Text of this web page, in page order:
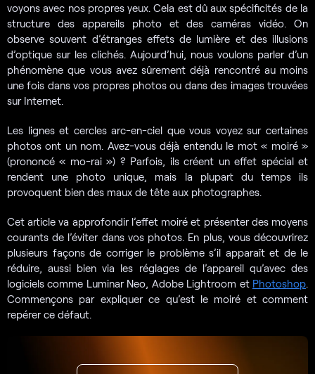
voyons avec nos propres yeux. Cela est dû aux spécificités de la
structure des appareils photo et des caméras vidéo. On
observe souvent d’étranges effets de lumière et des illusions
d’optique sur les clichés. Aujourd’hui, nous voulons parler d’un
phénomène que vous avez sûrement déjà rencontré au moins
une fois dans vos propres photos ou dans des images trouvées
sur Internet.
Les lignes et cercles arc-en-ciel que vous voyez sur certaines
photos ont un nom. Avez-vous déjà entendu le mot « moiré »
(prononcé « mo-rai ») ? Parfois, ils créent un effet spécial et
rendent une photo unique, mais la plupart du temps ils
provoquent bien des maux de tête aux photographes.
Cet article va approfondir l’effet moiré et présenter des moyens
courants de l’éviter dans vos photos. En plus, vous découvrirez
plusieurs façons de corriger le problème s’il apparaît et de le
réduire, aussi bien via les réglages de l’appareil qu’avec des
logiciels comme Luminar Neo, Adobe Lightroom et Photoshop.
Commençons par expliquer ce qu’est le moiré et comment
repérer ce défaut.